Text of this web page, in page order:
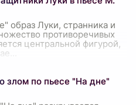
образ Луки, странника и
противоречивых
центральной фигурой,
злом по пьесе "На дне"